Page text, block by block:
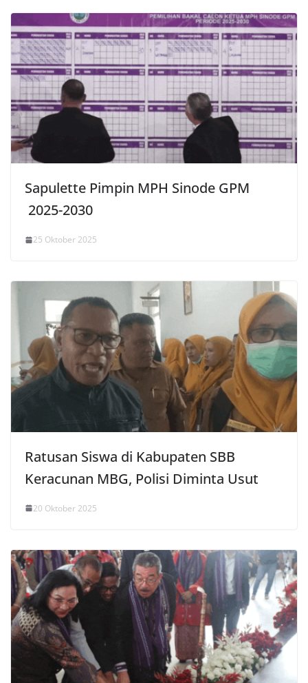
Sapulette Pimpin MPH Sinode GPM
2025-2030
25 Oktober 2025
Ratusan Siswa di Kabupaten SBB
Keracunan MBG, Polisi Diminta Usut
20 Oktober 2025